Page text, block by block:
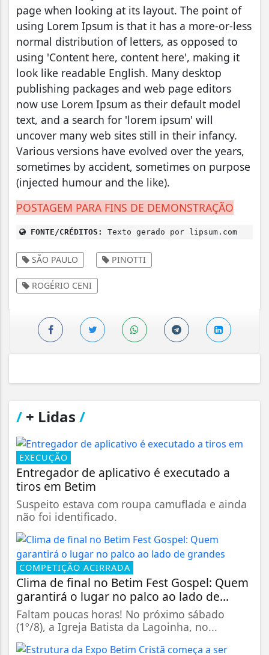
page when looking at its layout. The point of
using Lorem Ipsum is that it has a more-or-less
normal distribution of letters, as opposed to
using 'Content here, content here', making it
look like readable English. Many desktop
publishing packages and web page editors
now use Lorem Ipsum as their default model
text, and a search for 'lorem ipsum' will
uncover many web sites still in their infancy.
Various versions have evolved over the years,
sometimes by accident, sometimes on purpose
(injected humour and the like).
POSTAGEM PARA FINS DE DEMONSTRAÇÃO
FONTE/CRÉDITOS: Texto gerado por lipsum.com
SÃO PAULO PINOTTI
ROGÉRIO CENI
/ + Lidas /
EXECUÇÃO
Entregador de aplicativo é executado a
tiros em Betim
Suspeito estava com roupa camuflada e ainda
não foi identificado.
COMPETIÇÃO ACIRRADA
Clima de final no Betim Fest Gospel: Quem
garantirá o lugar no palco ao lado de...
Faltam poucas horas! No próximo sábado
(1º/8), a Igreja Batista da Lagoinha, no...